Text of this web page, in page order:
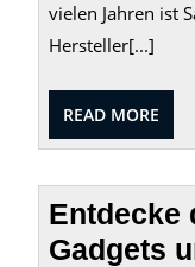
vielen Jahren ist
Hersteller[...]
READ MORE
MORE
Entdecke
Gadgets